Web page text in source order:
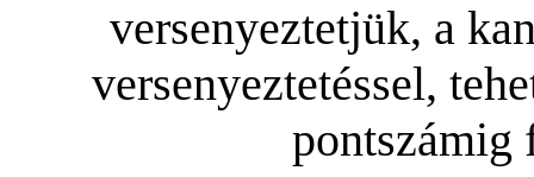
versenyeztetjük, a
versenyeztetéssel,
pontszámig